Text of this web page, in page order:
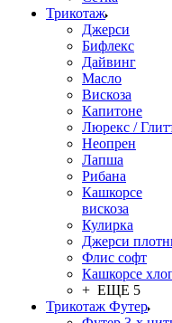
Трикотаж
Джерси
Бифлекс
Дайвинг
Масло
Вискоза
Капитоне
Люрекс /
Неопрен
Лапша
Рибана
Кашкорсе
вискоза
Кулирка
Джерси
Флис софт
Кашкорсе
+ ЕЩЕ 5
Трикотаж Футер